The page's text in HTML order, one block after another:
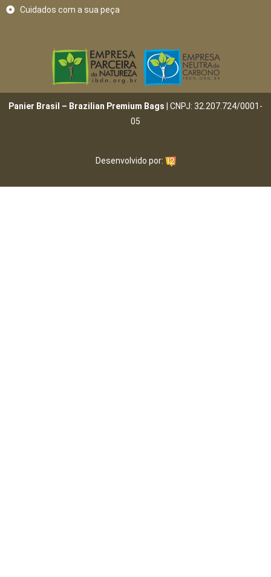
Cuidados com a sua peça
Panier Brasil – Brazilian Premium Bags | CNPJ: 32.207.724/0001-
05
Desenvolvido por: